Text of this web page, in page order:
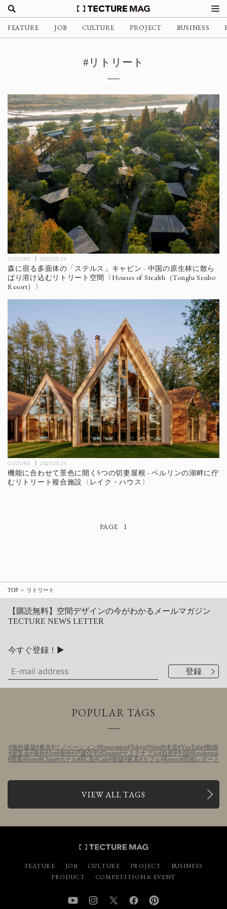
FEATURE JOB CULTURE PROJECT BUSINESS
#リトリート
CULTURE 2026.05.19
森に宿る多面体の「ステルス」キャビン - 中国の原生林に散ら
ばり溶け込むリトリート空間〈Houses of Stealth（Tonglu Senbo
Resort）〉
CULTURE 2025.05.24
機能に合わせて景色に開く5つの切妻屋根 - ベルリンの湖畔に佇
むリトリート複合施設〈レイク・ハウス〉
1
TOP リトリート
【購読無料】空間デザインの今がわかるメールマガジン
TECTURE NEWS LETTER
今すぐ登録！▶
POPULAR TAGS
海外建築 東京 リノベーション Renovation Tokyo Wood 木造 YouTube 動画
展覧会 海外 Art 海外 戸建住宅 Design サステナブル 自然 中国
Residential
開業
Hotel China ホテル RC造 Cafe 新築 家具 カフェ Report 現地レポート
VIEW ALL TAGS
FEATURE JOB CULTURE PROJECT
BUSINESS
PRODUCT
COMPETITION & EVENT
YouTube InstagramTwitter Facebook